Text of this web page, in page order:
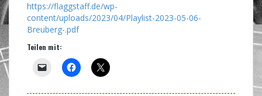
https://flaggstaff.de/wp-
content/uploads/2023/04/Playlist-2023-05-06-
Breuberg-.pdf
Teilen mit: